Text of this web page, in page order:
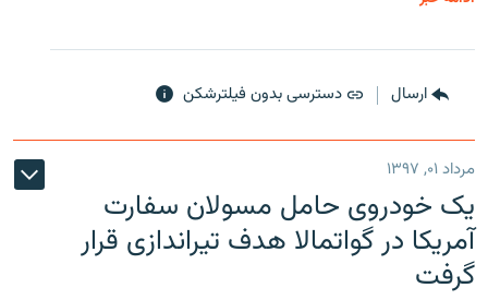
ارسال دسترسی بدون فیلترشکن
مرداد ۰۱, ۱۳۹۷
یک خودروی حامل مسولان سفارت
آمریکا در گواتمالا هدف تیراندازی قرار
گرفت